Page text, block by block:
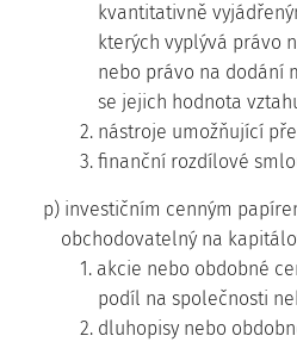
kvantitativně
kterých vyplývá právo
nebo právo na dodání
se jejich hodnota
2. nástroje umožňující
3. finanční rozdílové
p) investičním cenným
obchodovatelný na
1. akcie nebo obdobné
podíl na společnosti
2. dluhopisy nebo